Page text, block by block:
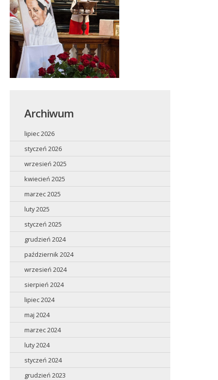
Archiwum
lipiec 2026
styczeń 2026
wrzesień 2025
kwiecień 2025
marzec 2025
luty 2025
styczeń 2025
grudzień 2024
październik 2024
wrzesień 2024
sierpień 2024
lipiec 2024
maj 2024
marzec 2024
luty 2024
styczeń 2024
grudzień 2023